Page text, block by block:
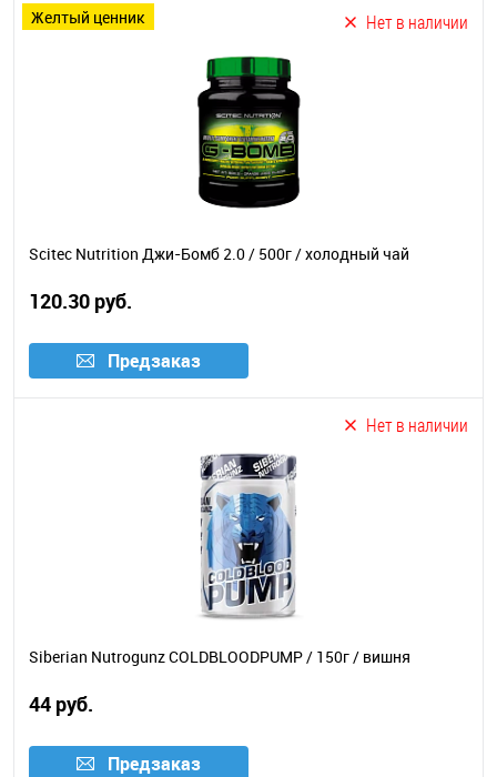
желтый ценник Нет в наличии
Scitec Nutrition Джи-Бомб 2.0 / 500г / холодный чай
120.30 руб.
Предзаказ
Нет в наличии
Siberian Nutrogunz COLDBLOODPUMP / 150г / вишня
44 руб.
Предзаказ